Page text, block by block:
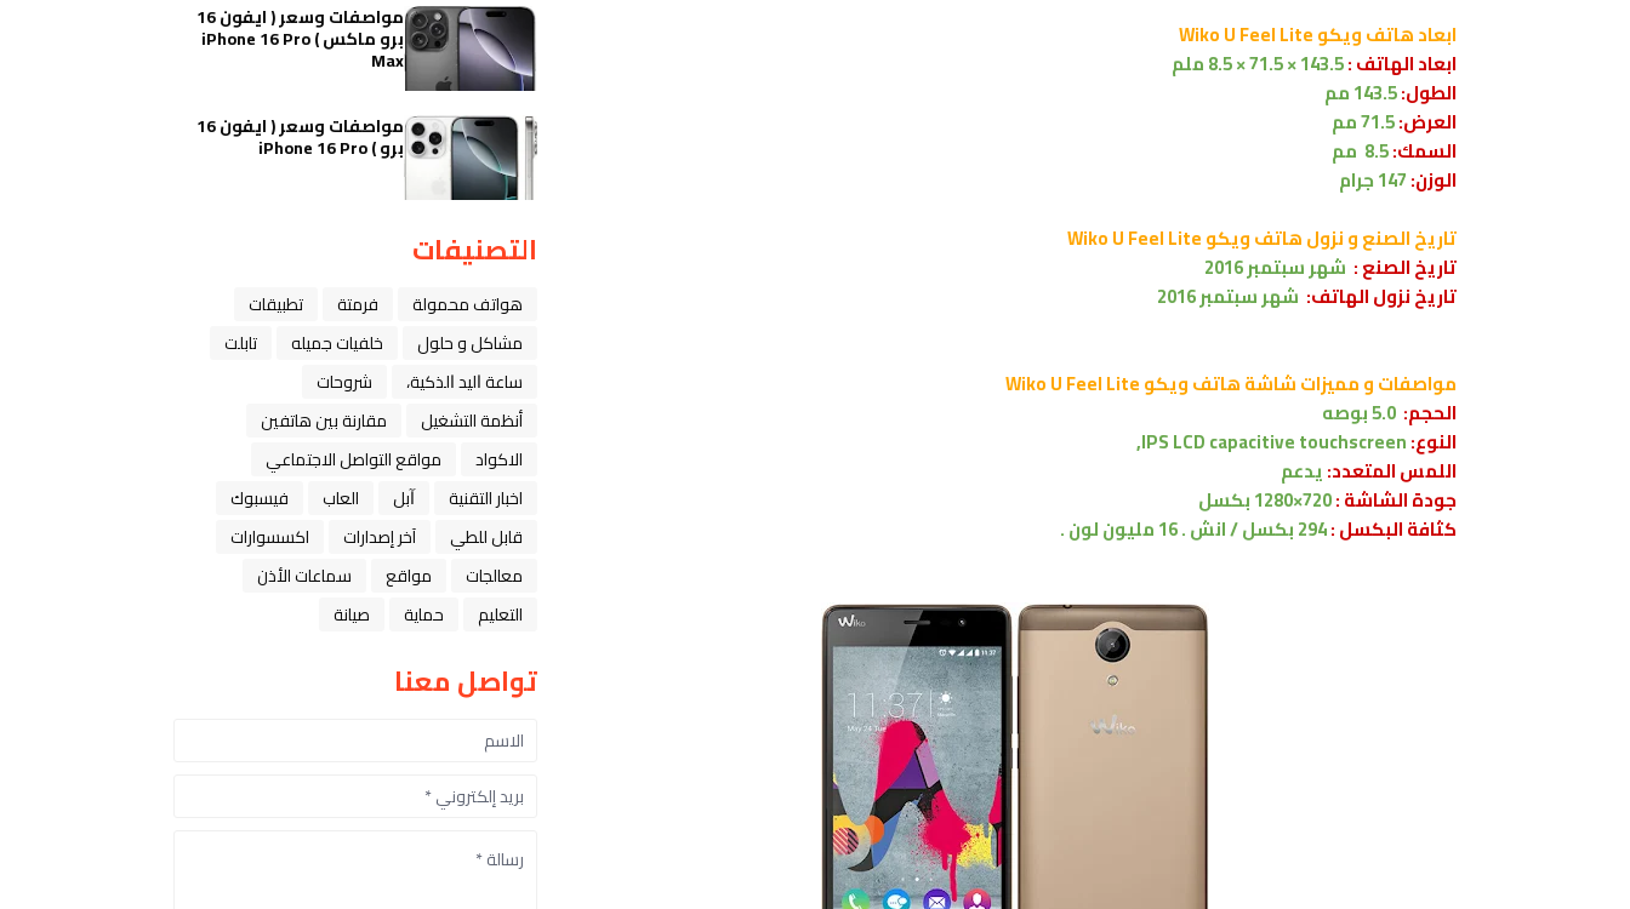
ابعادهاتف ويكو Wiko U Feel Lite
ابعاد الهاتف :143.5 × 71.5 × 8.5 ملم
الطول:143.5مم
العرض:71.5مم
السمك:8.5 مم
الوزن:
جرام
تاريخ الصنع و نزولهاتف ويكو Wiko U Feel Lite
تاريخ الصنع : شهر سبتمبر2016
تاريخ نزول الهاتف: شهر سبتمبر
مواصفات و مميزات شاشةهاتف ويكو Wiko U Feel Lite
الحجم:
النوع:IPS LCD capacitive touchscreen,
اللمس المتعدد:يدعم
جودة الشاشة :720×1280 بكسل
كثافة البكسل :294 بكسل / انش . 16 مليون لون .
مواصفات وسعر ( ايفون 16
برو ماكس ) iPhone 16 Pro
Max
مواصفات وسعر ( ايفون 16
برو ) iPhone 16 Pro
التصنيفات
هواتف محمولة فرمتة
تطبيقات
مشاكل و حلول
خلفيات جميله
تابلت
ﺳﺎﻋﺔ ﺍﻟﻴﺪ ﺍﻟﺬﻛﻴﺔ،
شروحات
أنظمة التشغيل
مقارنة بين هاتفين
الاكواد
مواقع التواصل الاجتماعي
اخبار التقنية
ﺁﺑﻞ العاب
فيسبوك
قابل للطي
آخر إصدارات
اكسسوارات
معالجات
مواقع
سماعات الأذن
التعليم
حماية صيانة
تواصل معنا